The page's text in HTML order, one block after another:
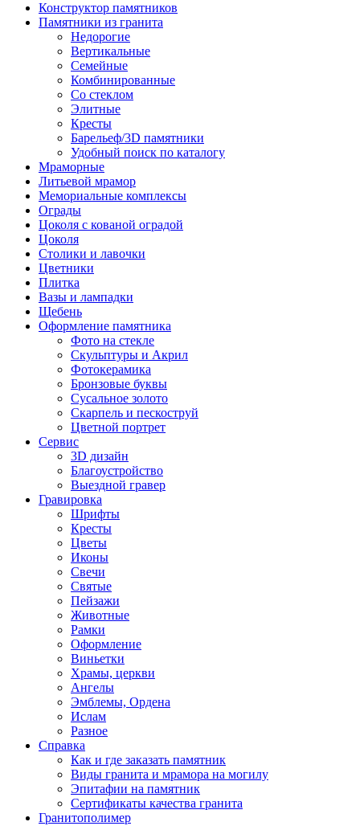
Конструктор памятников
Памятники из гранита
Недорогие
Вертикальные
Семейные
Комбинированные
Со стеклом
Элитные
Кресты
Барельеф/3D памятники
Удобный поиск по каталогу
Мраморные
Литьевой мрамор
Мемориальные комплексы
Ограды
Цоколя с кованой оградой
Цоколя
Столики и лавочки
Цветники
Плитка
Вазы и лампадки
Щебень
Оформление памятника
Фото на стекле
Скульптуры и Акрил
Фотокерамика
Бронзовые буквы
Сусальное золото
Скарпель и пескоструй
Цветной портрет
Сервис
3D дизайн
Благоустройство
Выездной гравер
Гравировка
Шрифты
Кресты
Цветы
Иконы
Свечи
Святые
Пейзажи
Животные
Рамки
Оформление
Виньетки
Храмы, церкви
Ангелы
Эмблемы, Ордена
Ислам
Разное
Справка
Как и где заказать памятник
Виды гранита и мрамора на могилу
Эпитафии на памятник
Сертификаты качества гранита
Гранитополимер